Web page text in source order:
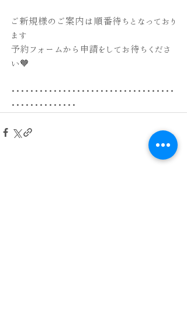
ご新規様のご案内は順番待ちとなっており
ます
予約フォームから申請をしてお待ちくださ
い🧡
･･･････････････････････････････････
･･････････････